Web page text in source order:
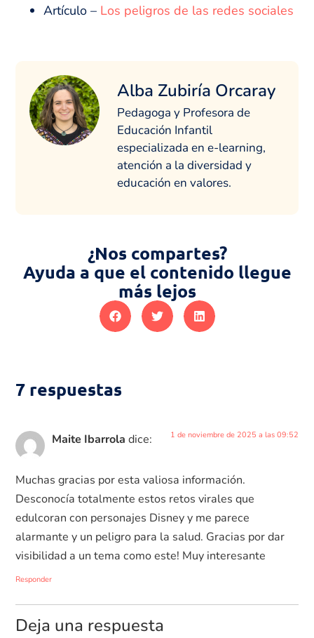
Artículo – Los peligros de las redes sociales
Alba Zubiría Orcaray
Pedagoga y Profesora de
Educación Infantil
especializada en e-learning,
atención a la diversidad y
educación en valores.
¿Nos compartes?
Ayuda a que el contenido llegue
más lejos
7 respuestas
Maite Ibarrola dice: 1 de noviembre de 2025 a las 09:52
Muchas gracias por esta valiosa información.
Desconocía totalmente estos retos virales que
edulcoran con personajes Disney y me parece
alarmante y un peligro para la salud. Gracias por dar
visibilidad a un tema como este! Muy interesante
Responder
Deja una respuesta